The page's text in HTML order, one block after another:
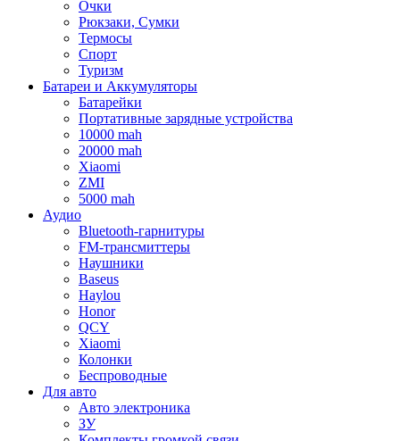
Очки
Рюкзаки, Сумки
Термосы
Спорт
Туризм
Батареи и Аккумуляторы
Батарейки
Портативные зарядные устройства
10000 mah
20000 mah
Xiaomi
ZMI
5000 mah
Аудио
Bluetooth-гарнитуры
FM-трансмиттеры
Наушники
Baseus
Haylou
Honor
QCY
Xiaomi
Колонки
Беспроводные
Для авто
Авто электроника
ЗУ